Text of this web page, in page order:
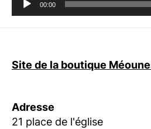
00:00
Site de la boutique
Adresse
21 place de l'église